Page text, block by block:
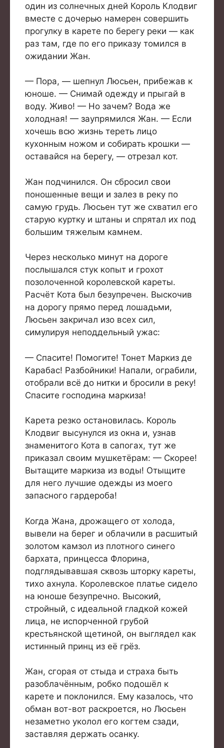
один из солнечных дней Король Клодвиг
вместе с дочерью намерен совершить
прогулку в карете по берегу реки — как
раз там, где по его приказу томился в
ожидании Жан.
— Пора, — шепнул Люсьен, прибежав к
юноше. — Снимай одежду и прыгай в
воду. Живо! — Но зачем? Вода же
холодная! — заупрямился Жан. — Если
хочешь всю жизнь тереть лицо
кухонным ножом и собирать крошки —
оставайся на берегу, — отрезал кот.
Жан подчинился. Он сбросил свои
поношенные вещи и залез в реку по
самую грудь. Люсьен тут же схватил его
старую куртку и штаны и спрятал их под
большим тяжелым камнем.
Через несколько минут на дороге
послышался стук копыт и грохот
позолоченной королевской кареты.
Расчёт Кота был безупречен. Выскочив
на дорогу прямо перед лошадьми,
Люсьен закричал изо всех сил,
симулируя неподдельный ужас:
— Спасите! Помогите! Тонет Маркиз де
Карабас! Разбойники! Напали, ограбили,
отобрали всё до нитки и бросили в реку!
Спасите господина маркиза!
Карета резко остановилась. Король
Клодвиг высунулся из окна и, узнав
знаменитого Кота в сапогах, тут же
приказал своим мушкетёрам: — Скорее!
Вытащите маркиза из воды! Отыщите
для него лучшие одежды из моего
запасного гардероба!
Когда Жана, дрожащего от холода,
вывели на берег и облачили в расшитый
золотом камзол из плотного синего
бархата, принцесса Флорина,
подглядывавшая сквозь шторку кареты,
тихо ахнула. Королевское платье сидело
на юноше безупречно. Высокий,
стройный, с идеальной гладкой кожей
лица, не испорченной грубой
крестьянской щетиной, он выглядел как
истинный принц из её грёз.
Жан, сгорая от стыда и страха быть
разоблачённым, робко подошёл к
карете и поклонился. Ему казалось, что
обман вот-вот раскроется, но Люсьен
незаметно уколол его когтем сзади,
заставляя держать осанку.